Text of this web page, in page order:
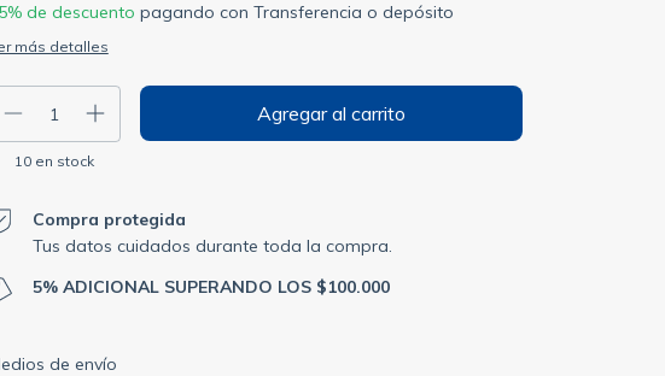
de descuento pagando con Transferencia o depósito
más detalles
10en stock
Compra protegida
Tus datos cuidados durante toda la compra.
5% ADICIONAL SUPERANDO LOS $100.000
para el CP:
de envío